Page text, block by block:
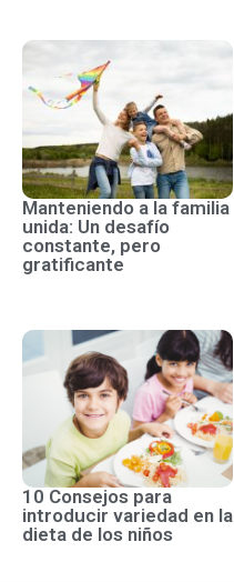
Manteniendo a la familia
unida: Un desafío
constante, pero
gratificante
10 Consejos para
introducir variedad en la
dieta de los niños